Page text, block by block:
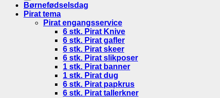
Børnefødselsdag
Pirat tema
Pirat engangsservice
6 stk. Pirat Knive
6 stk. Pirat gafler
6 stk. Pirat skeer
6 stk. Pirat slikposer
1 stk. Pirat banner
1 stk. Pirat dug
6 stk. Pirat papkrus
6 stk. Pirat tallerkner